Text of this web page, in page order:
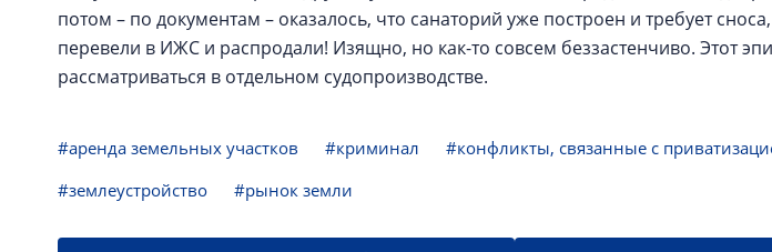
потом – по документам – оказалось, что санаторий уже построен и требует
перевели в ИЖС и распродали! Изящно, но как-то совсем беззастенчиво. Этот
рассматриваться в отдельном судопроизводстве.
#аренда земельных участков #криминал
#конфликты, связанные с
#землеустройство
#рынок земли